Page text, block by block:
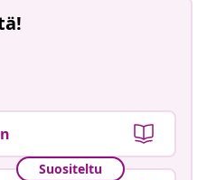
Suositeltu